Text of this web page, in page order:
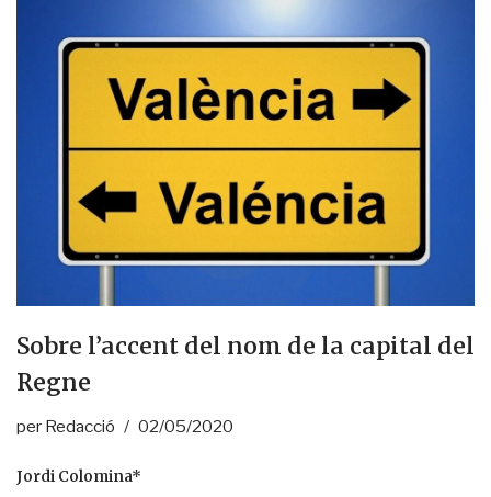
Sobre l’accent del nom de la capital del
Regne
per Redacció 02/05/2020
Jordi Colomina*